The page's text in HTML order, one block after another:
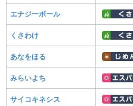
エナジーボール
くさわけ
あなをほる
みらいよち
サイコキネシス